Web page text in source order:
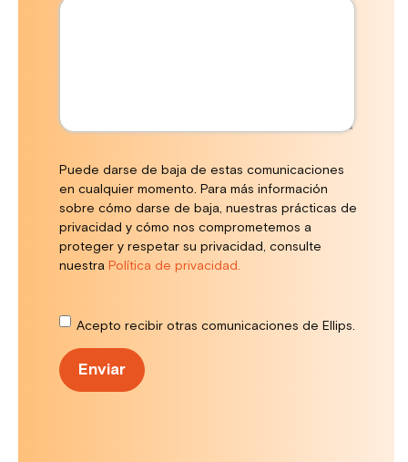
Puede darse de baja de estas comunicaciones
en cualquier momento. Para más información
sobre cómo darse de baja, nuestras prácticas de
privacidad y cómo nos comprometemos a
proteger y respetar su privacidad, consulte
nuestra Política de privacidad.
Acepto recibir otras comunicaciones de Ellips.